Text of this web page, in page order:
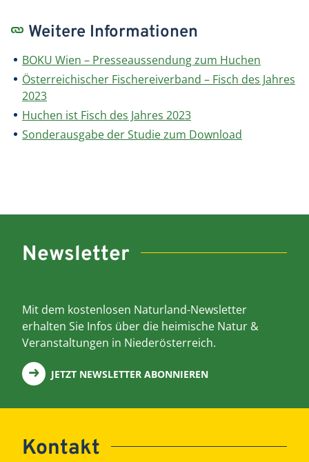
Weitere Informationen
BOKU Wien – Presseaussendung zum Huchen
Österreichischer Fischereiverband – Fisch des Jahres
2023
Huchen ist Fisch des Jahres 2023
Sonderausgabe der Studie zum Download
Newsletter
Mit dem kostenlosen Naturland-Newsletter
erhalten Sie Infos über die heimische Natur &
Veranstaltungen in Niederösterreich.
JETZT NEWSLETTER ABONNIEREN
Kontakt